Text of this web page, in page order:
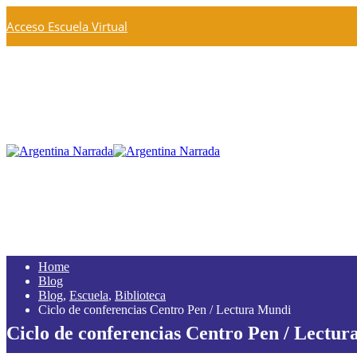
Acceso Escuela Virtual
Home
Blog
Blog, Escuela, Biblioteca
Ciclo de conferencias Centro Pen / Lectura Mundi
Ciclo de conferencias Centro Pen /